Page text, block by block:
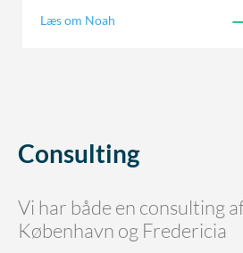
Læs om Noah
Consulting
Vi har både en consulting
København og Fredericia